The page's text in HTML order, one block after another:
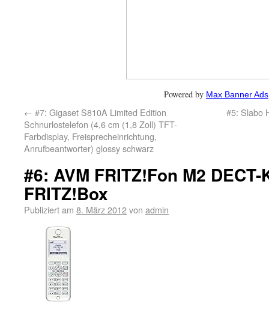
Powered by Max Banner Ads
← #7: Gigaset S810A Limited Edition
Schnurlostelefon (4,6 cm (1,8 Zoll) TFT-
Farbdisplay, Freisprecheinrichtung,
Anrufbeantworter) glossy schwarz
#5: Slabo
#6: AVM FRITZ!Fon M2
FRITZ!Box
Publiziert am 8. März 2012von admin